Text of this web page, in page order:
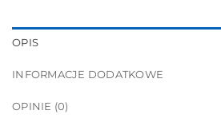
OPIS
INFORMACJE DODATKOWE
OPINIE (0)